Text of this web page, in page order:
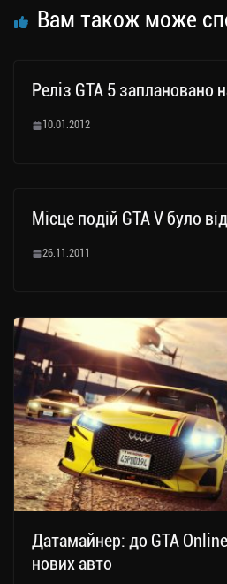
Вам також може
Реліз GTA 5 заплановано
10.01.2012
Місце подій GTA V було
26.11.2011
Датамайнер: до GTA
нових авто